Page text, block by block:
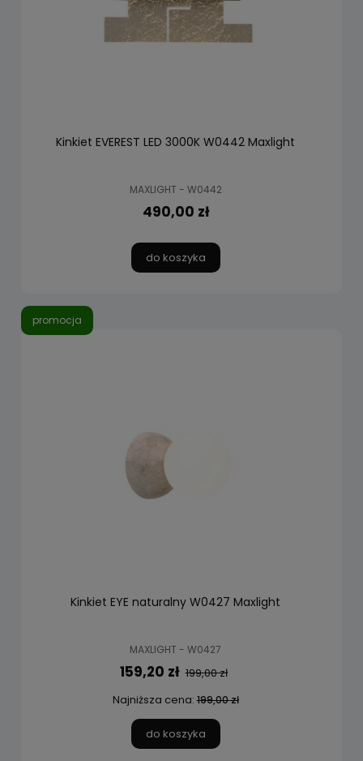
Kinkiet EVEREST LED 3000K W0442 Maxlight
MAXLIGHT - W0442
490,00 zł
do koszyka
Kinkiet EYE naturalny W0427 Maxlight
MAXLIGHT - W0427
159,20 zł 199,00 zł
Najniższa cena:199,00 zł
do koszyka
promocja